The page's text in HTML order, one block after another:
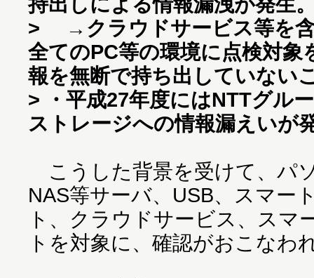
> →クラウドサービス等を含
全てのPC等の環境に点検対象
報を無断で持ち出していない
> ・平成27年度にはNTTグル
ストレージへの情報漏えいが
こうした背景を受けて、パ
NAS等サーバ、USB、スマー
ト、クラウドサービス、スマ
トを対象に、確認がおこなわ